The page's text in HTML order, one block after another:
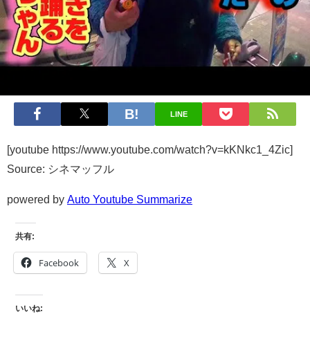
LINE
[youtube https://www.youtube.com/watch?v=kKNkc1_4Zic]
Source: シネマッフル
powered by Auto Youtube Summarize
共有:
Facebook X
いいね: